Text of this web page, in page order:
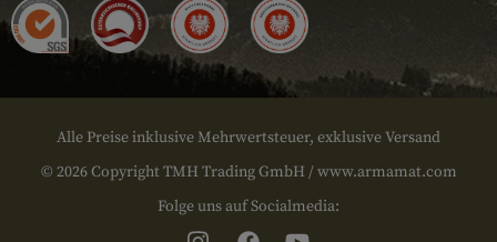
Alle Preise inklusive Mehrwertsteuer, exklusive Versand
© 2026 Copyright TMH Trading GmbH / www.armamat.com
Folge uns auf Socialmedia: